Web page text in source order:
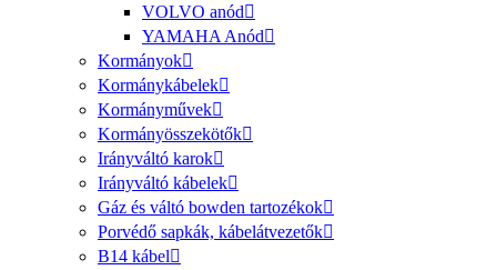
VOLVO anód
YAMAHA Anód
Kormányok
Kormánykábelek
Kormányművek
Kormányösszekötők
Irányváltó karok
Irányváltó kábelek
Gáz és váltó bowden tartozékok
Porvédő sapkák, kábelátvezetők
B14 kábel